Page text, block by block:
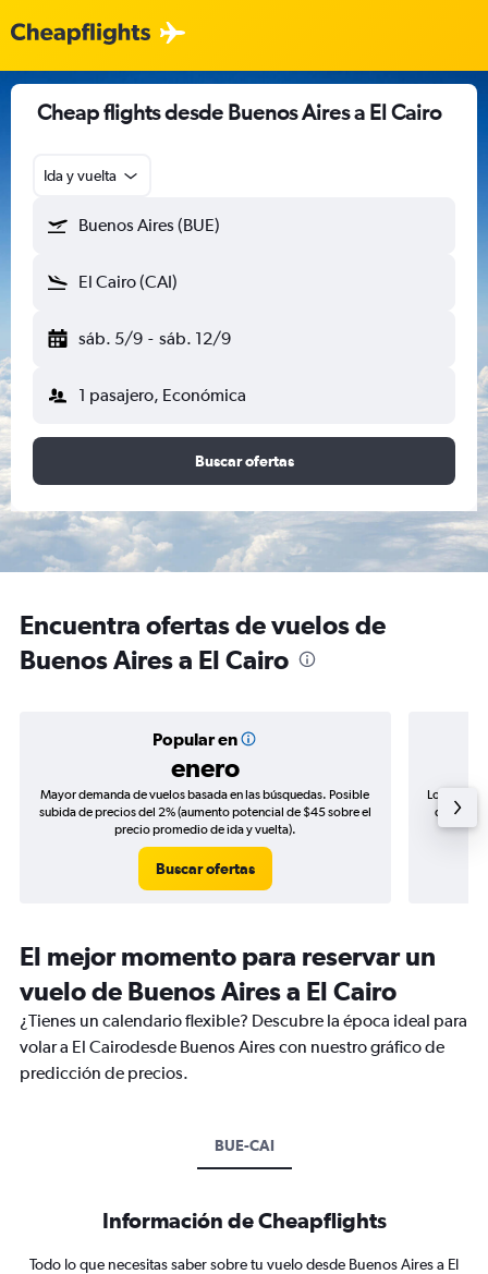
Cheap flights desde Buenos Aires a El Cairo
Ida y vuelta
Buenos Aires (BUE)
El Cairo (CAI)
sáb. 5/9 - sáb. 12/9
1 pasajero, Económica
Buscar ofertas
Encuentra ofertas de vuelos de
Buenos Aires a El Cairo
Popular en
enero
Mayor demanda de vuelos basada en las búsquedas. Posible
subida de precios del 2% (aumento potencial de $45 sobre el
precio promedio de ida y vuelta).
Buscar ofertas
Los
de
El mejor momento para reservar un
vuelo de Buenos Aires a El Cairo
¿Tienes un calendario flexible? Descubre la época ideal para
volar a El Cairodesde Buenos Aires con nuestro gráfico de
predicción de precios.
BUE-CAI
Información de Cheapflights
Todo lo que necesitas saber sobre tu vuelo desde Buenos Aires a El